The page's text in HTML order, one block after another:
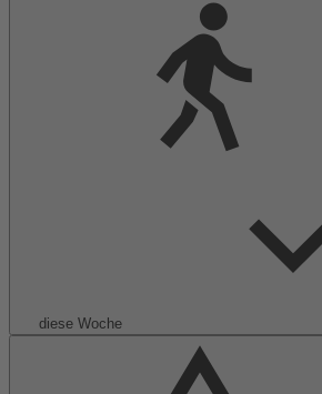
diese Woche